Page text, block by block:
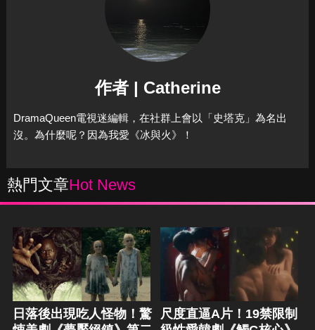
作者 | Catherine
DramaQueen電視迷編輯，在社群上會以「史塔克」為名出
沒。為什麼呢？因為我愛《冰與火》！
熱門文章Hot News
日落後出現吃人怪物！驚
尺度直逼A片！19禁限制